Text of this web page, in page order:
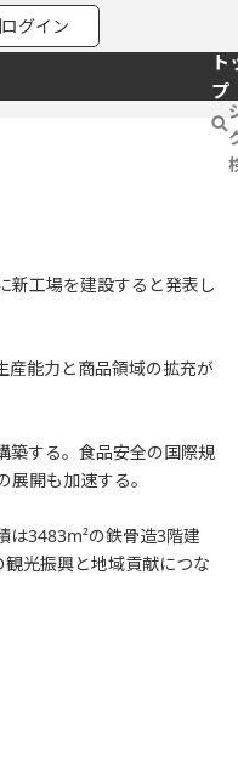
ログイン
ト
プ
新工場を建設すると発表し
産能力と商品領域の拡充が
築する。食品安全の国際規
開も加速する。
は3483m²の鉄骨造3階建
光振興と地域貢献につな